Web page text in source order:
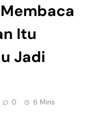
Itu
Jadi
0 6 Mins